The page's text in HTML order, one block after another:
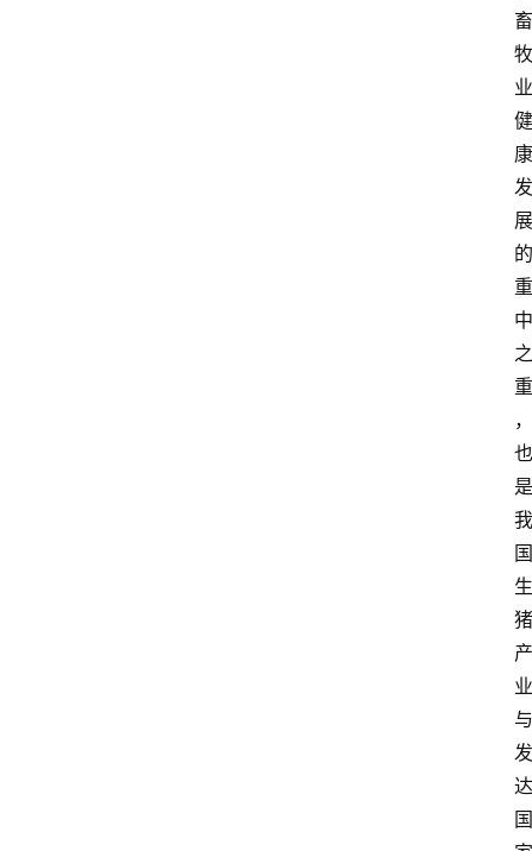
畜
牧
业
健
康
发
展
的
重
中
之
重
，
也
是
我
国
生
猪
产
业
与
发
达
国